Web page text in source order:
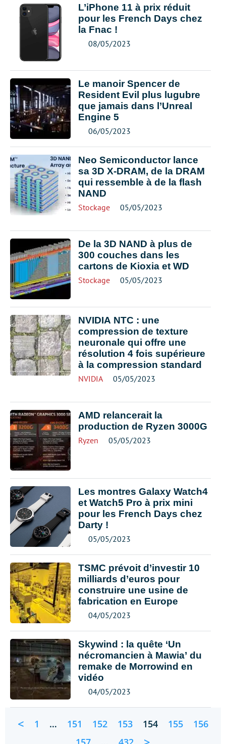
L’iPhone 11 à prix réduit
pour les French Days chez
la Fnac !
08/05/2023
Le manoir Spencer de
Resident Evil plus lugubre
que jamais dans l’Unreal
Engine 5
06/05/2023
Neo Semiconductor lance
sa 3D X-DRAM, de la DRAM
qui ressemble à de la flash
NAND
Stockage 05/05/2023
De la 3D NAND à plus de
300 couches dans les
cartons de Kioxia et WD
Stockage 05/05/2023
NVIDIA NTC : une
compression de texture
neuronale qui offre une
résolution 4 fois supérieure
à la compression standard
NVIDIA 05/05/2023
AMD relancerait la
production de Ryzen 3000G
Ryzen 05/05/2023
Les montres Galaxy Watch4
et Watch5 Pro à prix mini
pour les French Days chez
Darty !
05/05/2023
TSMC prévoit d’investir 10
milliards d’euros pour
construire une usine de
fabrication en Europe
04/05/2023
Skywind : la quête ‘Un
nécromancien à Mawia’ du
remake de Morrowind en
vidéo
04/05/2023
< 1 … 151 152 153 154 155
156